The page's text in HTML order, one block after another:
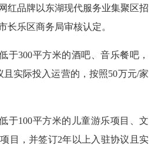
红品牌以东湖现代服务业集聚区招
长乐区商务局审核认定。
300平方米的酒吧、音乐餐吧，
实际投入运营的，按照50万元/家
100平方米的儿童游乐项目、文
目，并签订2年以上入驻协议且实